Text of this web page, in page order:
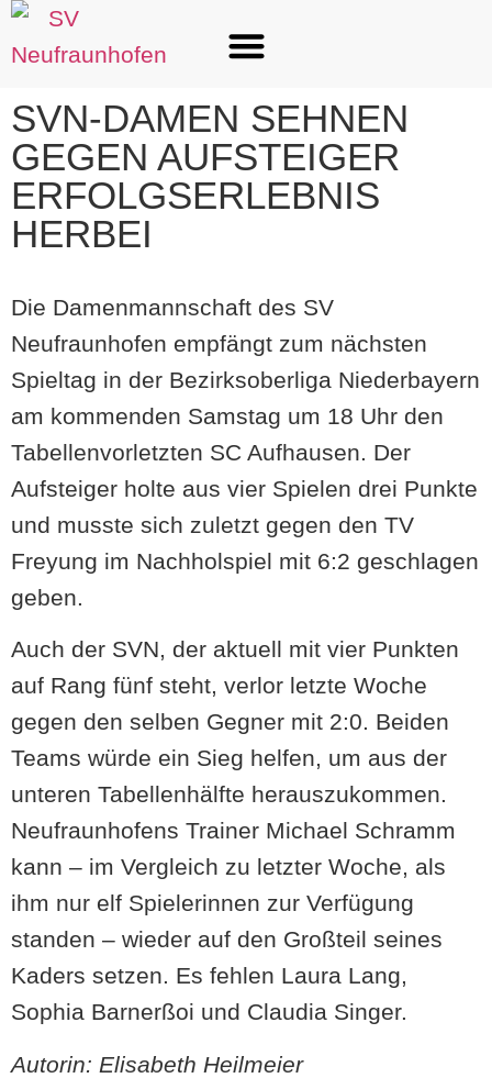
SVN-DAMEN SEHNEN
GEGEN AUFSTEIGER
ERFOLGSERLEBNIS
HERBEI
Die Damenmannschaft des SV
Neufraunhofen empfängt zum nächsten
Spieltag in der Bezirksoberliga Niederbayern
am kommenden Samstag um 18 Uhr den
Tabellenvorletzten SC Aufhausen. Der
Aufsteiger holte aus vier Spielen drei Punkte
und musste sich zuletzt gegen den TV
Freyung im Nachholspiel mit 6:2 geschlagen
geben.
Auch der SVN, der aktuell mit vier Punkten
auf Rang fünf steht, verlor letzte Woche
gegen den selben Gegner mit 2:0. Beiden
Teams würde ein Sieg helfen, um aus der
unteren Tabellenhälfte herauszukommen.
Neufraunhofens Trainer Michael Schramm
kann – im Vergleich zu letzter Woche, als
ihm nur elf Spielerinnen zur Verfügung
standen – wieder auf den Großteil seines
Kaders setzen. Es fehlen Laura Lang,
Sophia Barnerßoi und Claudia Singer.
Autorin: Elisabeth Heilmeier